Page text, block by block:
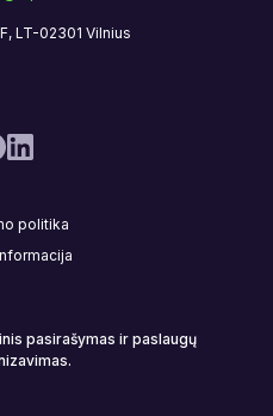
LT-02301 Vilnius
politika
pasirašymas ir paslaugų